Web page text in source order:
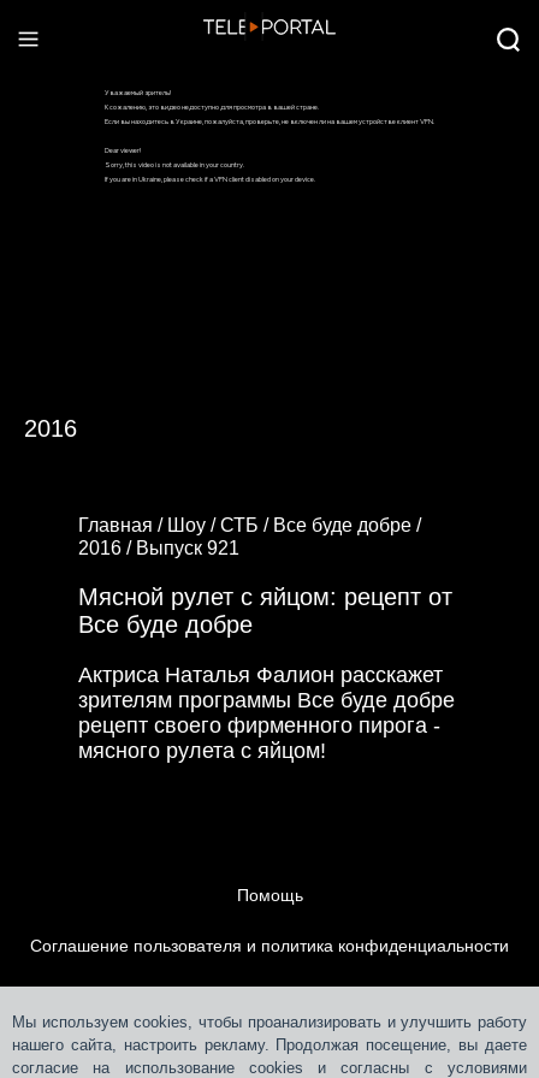
Мы используем cookies, чтобы проанализировать и улучшить работу
нашего сайта, настроить рекламу. Продолжая посещение, вы даете
согласие на использование cookies и согласны с условиями
2016
Главная / Шоу /СТБ / Все буде добре /
2016 / Выпуск 921
Мясной рулет с яйцом: рецепт от
Все буде добре
Актриса Наталья Фалион расскажет
зрителям программы Все буде добре
рецепт своего фирменного пирога -
мясного рулета с яйцом!
Помощь
Соглашение пользователя и политика конфиденциальности
Размещение рекламы